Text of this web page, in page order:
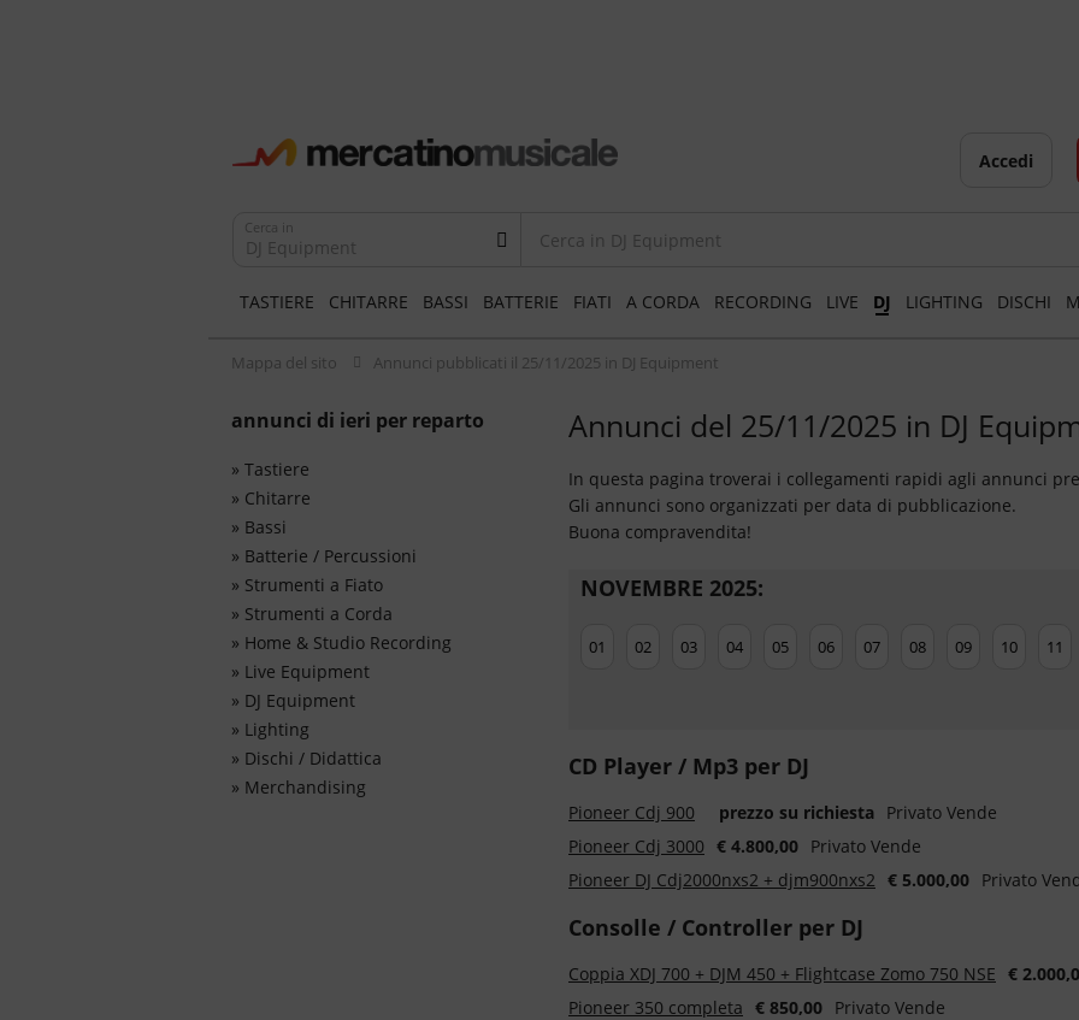
DJ Equipment
Cerca in
Accedi
TASTIERE CHITARRE BASSI BATTERIE FIATI A CORDA RECORDING LIVE DJ LIGHTING DISCHI
Mappa del sito Annunci pubblicati il 25/11/2025 in DJ Equipment
annunci di ieri per reparto
» Tastiere
» Chitarre
» Bassi
» Batterie / Percussioni
» Strumenti a Fiato
» Strumenti a Corda
» Home & Studio Recording
» Live Equipment
» DJ Equipment
» Lighting
» Dischi / Didattica
» Merchandising
Annunci del 25/11/2025 in DJ
In questa pagina troverai i collegamenti rapidi agli annunci
Gli annunci sono organizzati per data di pubblicazione.
Buona compravendita!
NOVEMBRE 2025:
01 02 03 04 05 06 07 08 09 10 11
CD Player / Mp3 per DJ
Pioneer Cdj 900 prezzo su richiesta Privato Vende
Pioneer Cdj 3000 € 4.800,00 Privato Vende
Pioneer DJ Cdj2000nxs2 + djm900nxs2 € 5.000,00 Privato
Consolle / Controller per DJ
Coppia XDJ 700 + DJM 450 + Flightcase Zomo 750 NSE €
Pioneer 350 completa € 850,00 Privato Vende